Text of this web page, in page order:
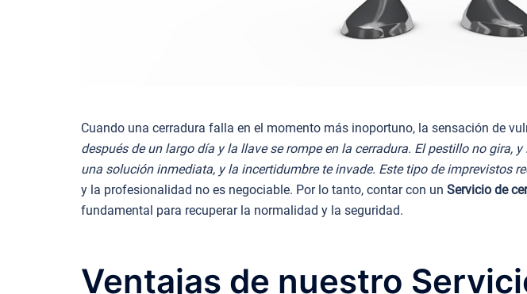
Cuando una cerradura falla en el momento más inoportuno, la sensación de
después de un largo día y la llave se rompe en la cerradura. El pestillo no
una solución inmediata, y la incertidumbre te invade. Este tipo de imprevistos
y la profesionalidad no es negociable. Por lo tanto, contar con un Servicio de
fundamental para recuperar la normalidad y la seguridad.
Ventajas de nuestro